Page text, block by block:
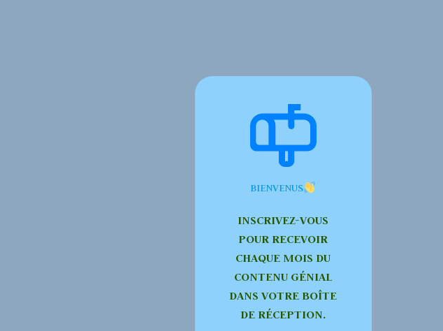
BIENVENUS
INSCRIVEZ-VOUS
POUR RECEVOIR
CHAQUE MOIS DU
CONTENU GÉNIAL
DANS VOTRE BOÎTE
DE RÉCEPTION.